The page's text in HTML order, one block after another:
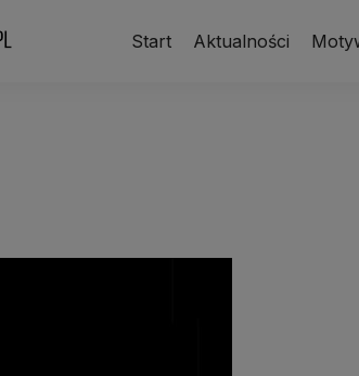
Start Aktualności